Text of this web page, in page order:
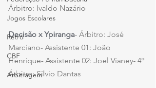
Jogos Escolares
Retrô
CBF
Arbitragem
Árbitro: Ivaldo Nazário
Decisão x Ypiranga- Árbitro: José
Marciano- Assistente 01: João
Henrique- Assistente 02: Joel Vianey- 4º
Árbitro: Sílvio Dantas